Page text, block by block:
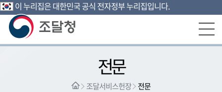
본문영역 바로가기
메인메뉴 바로가기
하단링크 바로가기
이 누리집은 대한민국 공식 전자정부 누리집입니다.
전문
조달서비스헌장 전문